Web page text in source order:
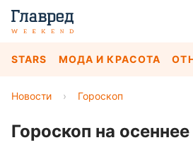
STARS МОДА И КРАСОТА
Новости › Гороскоп
Гороскоп на осеннее